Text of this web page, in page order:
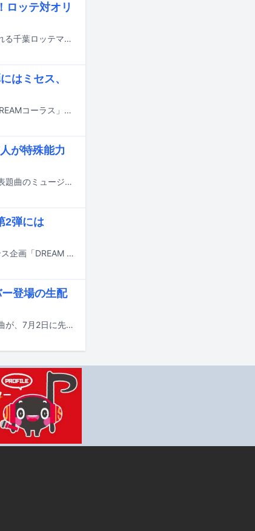
ロッテ対オリ
ONE N' ONLYのREIこと沢村玲が、7月12日に千葉・ZOZOマリンスタジアムで行われる千葉ロッテマリーンズ対オリックス・バファローズ戦のセレモニアルピッチに登場する。
はミセス、
7月18日にオンエアされるTBS系の夏の大型音楽特番「音楽の日2026」の新企画「DREAMコーラス」の詳細と、出演アーティスト第3弾が発表された。
が特殊能力
EBiDANの15周年を記念して8月11日にリリースされるシングル「Yes! 東京」より、表題曲のミュージックビデオがYouTubeで公開された。
2弾には
7月18日にオンエアされるTBS系の夏の大型音楽特番「音楽の日2026」の恒例のダンス企画「DREAM ダンス」の詳細および出演アーティスト第2弾が発表された。
登場の生配
EBiDANの15周年を記念して8月11日にリリースされるシングル「Yes! 東京」の表題曲が、7月2日に先行配信されることが決定した。